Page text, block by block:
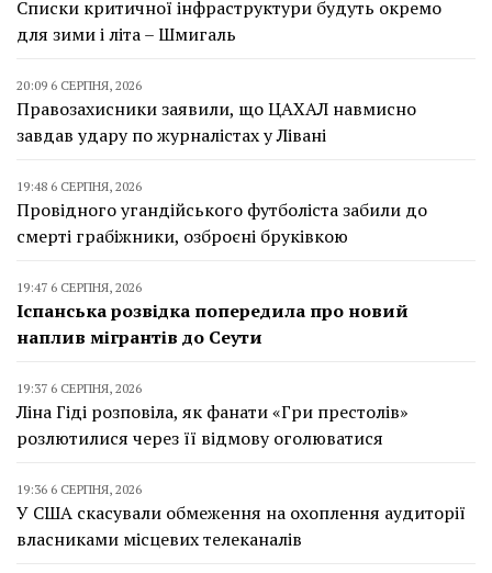
Списки критичної інфраструктури будуть окремо
для зими і літа – Шмигаль
20:09 6 СЕРПНЯ, 2026
Правозахисники заявили, що ЦАХАЛ навмисно
завдав удару по журналістах у Лівані
19:48 6 СЕРПНЯ, 2026
Провідного угандійського футболіста забили до
смерті грабіжники, озброєні бруківкою
19:47 6 СЕРПНЯ, 2026
Іспанська розвідка попередила про новий
наплив мігрантів до Сеути
19:37 6 СЕРПНЯ, 2026
Ліна Гіді розповіла, як фанати «Гри престолів»
розлютилися через її відмову оголюватися
19:36 6 СЕРПНЯ, 2026
У США скасували обмеження на охоплення аудиторії
власниками місцевих телеканалів